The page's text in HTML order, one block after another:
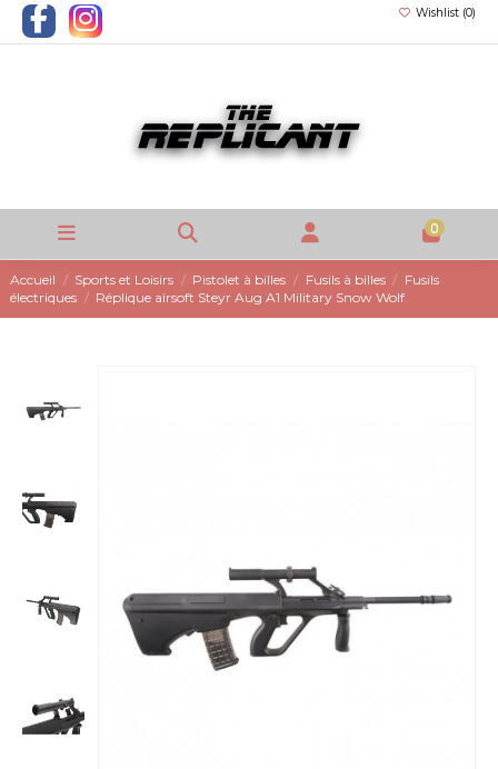
Wishlist (0)
0
Accueil Sports et Loisirs Pistolet à billes Fusils à billes
Fusils
électriques
Réplique airsoft Steyr Aug A1 Military Snow Wolf